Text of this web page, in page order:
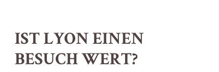
IST LYON EINEN
BESUCH WERT?